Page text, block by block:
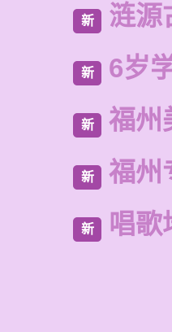
新 涟源
新 6岁
新 福州
新 福州
新 唱歌